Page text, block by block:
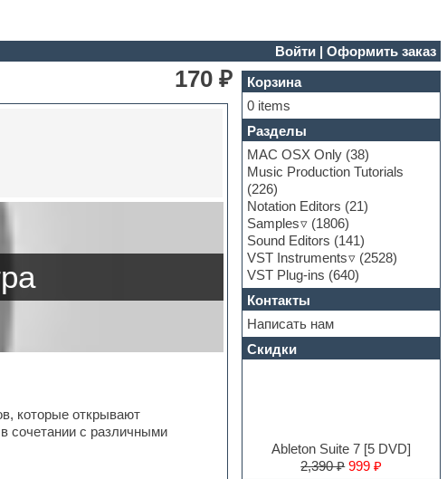
Войти |Оформить заказ
170 ₽
которые открывают
сочетании с различными
Корзина
0 items
Разделы
MAC OSX Only (38)
Music Production Tutorials
(226)
Notation Editors (21)
Samples
(1806)
Sound Editors (141)
VST Instruments
(2528)
VST Plug-ins (640)
Контакты
Написать нам
Скидки
Ableton Suite 7 [5 DVD]
2,390 ₽ 999 ₽